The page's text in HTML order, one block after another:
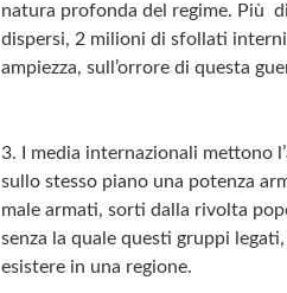
natura profonda del regime. Più
dispersi, 2 milioni di sfollati
ampiezza, sull’orrore di questa
3. I media internazionali mettono
sullo stesso piano una potenza
male armati, sorti dalla rivolta
senza la quale questi gruppi
esistere in una regione.